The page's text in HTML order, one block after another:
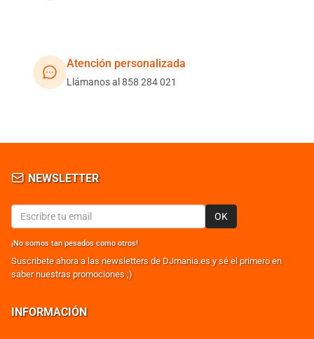
Atención personalizada
Llámanos al 858 284 021
NEWSLETTER
OK
¡No somos tan pesados como otros!
Suscribete ahora a las newsletters de DJmania.es y sé el primero en
saber nuestras promociones ;)
INFORMACIÓN